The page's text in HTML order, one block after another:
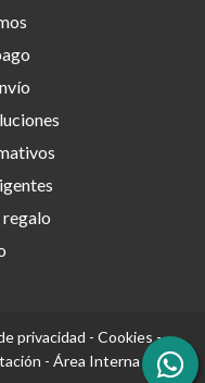
regalo
privacidad - Cookies-
- Área Interna